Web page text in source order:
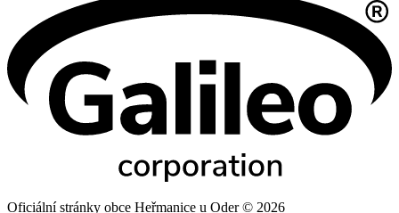
Oficiální stránky obce Heřmanice u Oder © 2026